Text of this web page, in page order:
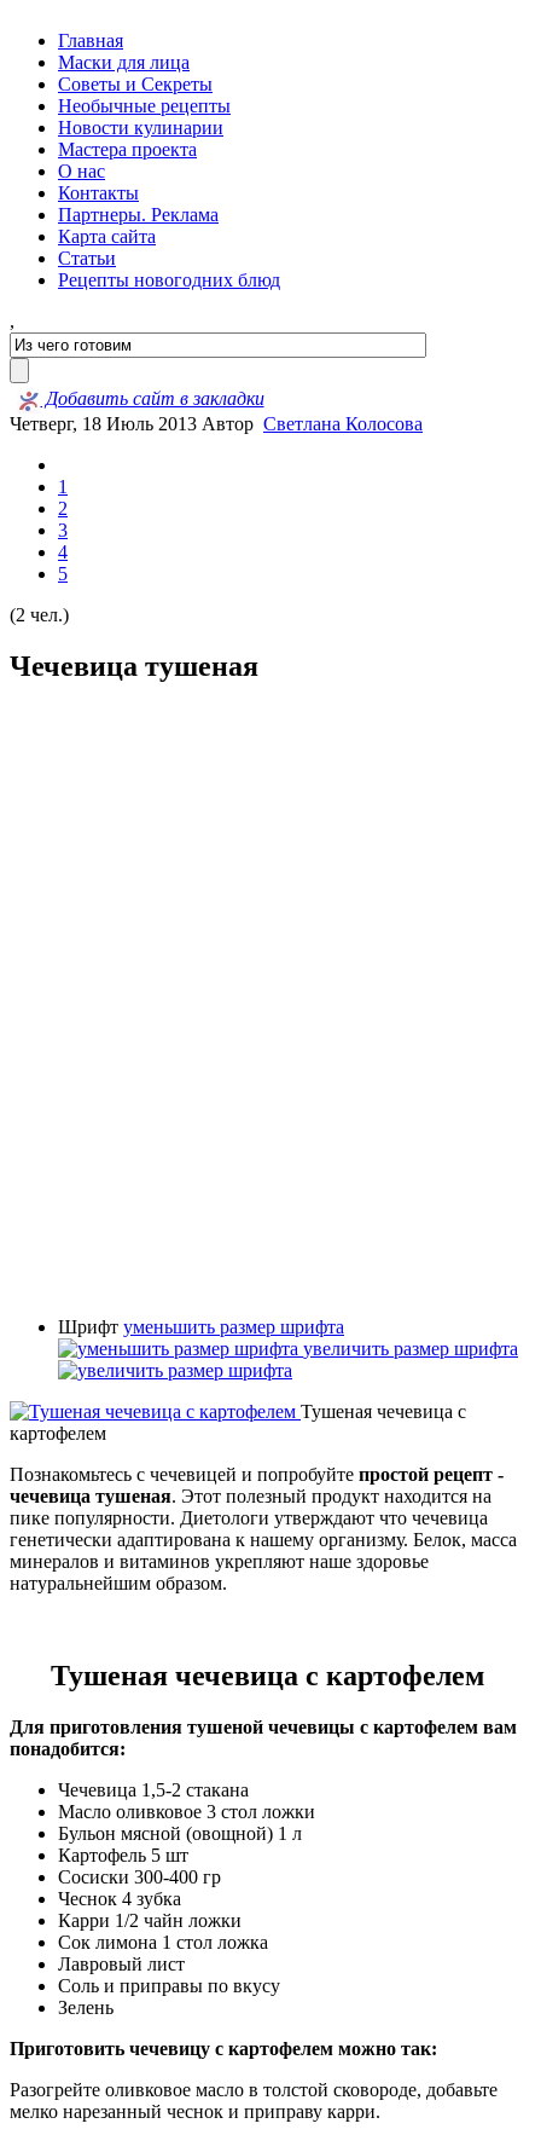
Главная
Маски для лица
Советы и Секреты
Необычные рецепты
Новости кулинарии
Мастера проекта
О нас
Контакты
Партнеры. Реклама
Карта сайта
Статьи
Рецепты новогодних блюд
,
Добавить сайт в закладки
Четверг, 18 Июль 2013 Автор Светлана Колосова
1
2
3
4
5
(2 чел.)
Чечевица тушеная
Шрифт уменьшить размер шрифта
увеличить размер шрифта
Тушеная чечевица с
картофелем
Познакомьтесь с чечевицей и попробуйте простой рецепт -
чечевица тушеная. Этот полезный продукт находится на
пике популярности. Диетологи утверждают что чечевица
генетически адаптирована к нашему организму. Белок, масса
минералов и витаминов укрепляют наше здоровье
натуральнейшим образом.
Тушеная чечевица с картофелем
Для приготовления тушеной чечевицы с картофелем вам
понадобится:
Чечевица 1,5-2 стакана
Масло оливковое 3 стол ложки
Бульон мясной (овощной) 1 л
Картофель 5 шт
Сосиски 300-400 гр
Чеснок 4 зубка
Карри 1/2 чайн ложки
Сок лимона 1 стол ложка
Лавровый лист
Соль и приправы по вкусу
Зелень
Приготовить чечевицу с картофелем можно так:
Разогрейте оливковое масло в толстой сковороде, добавьте
мелко нарезанный чеснок и приправу карри.